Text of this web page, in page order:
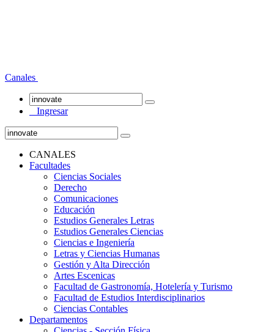
Canales
Ingresar
CANALES
Facultades
Ciencias Sociales
Derecho
Comunicaciones
Educación
Estudios Generales Letras
Estudios Generales Ciencias
Ciencias e Ingeniería
Letras y Ciencias Humanas
Gestión y Alta Dirección
Artes Escenicas
Facultad de Gastronomía, Hotelería y Turismo
Facultad de Estudios Interdisciplinarios
Ciencias Contables
Departamentos